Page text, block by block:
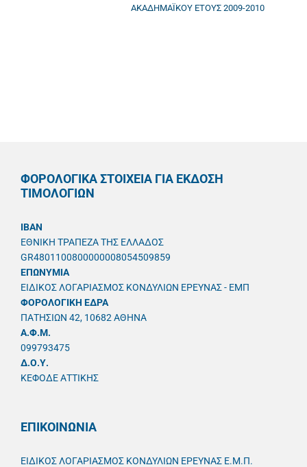
ΑΚΑΔΗΜΑΪΚΟΥ ΕΤΟΥΣ 2009-2010
ΦΟΡΟΛΟΓΙΚΑ ΣΤΟΙΧΕΙΑ ΓΙΑ ΕΚΔΟΣΗ
ΤΙΜΟΛΟΓΙΩΝ
IBAN
ΕΘΝΙΚΗ ΤΡΑΠΕΖΑ ΤΗΣ ΕΛΛΑΔΟΣ
GR4801100800000008054509859
ΕΠΩΝΥΜΙΑ
ΕΙΔΙΚΟΣ ΛΟΓΑΡΙΑΣΜΟΣ ΚΟΝΔΥΛΙΩΝ ΕΡΕΥΝΑΣ - ΕΜΠ
ΦΟΡΟΛΟΓΙΚΗ ΕΔΡΑ
ΠΑΤΗΣΙΩΝ 42, 10682 ΑΘΗΝΑ
A.Φ.Μ.
099793475
Δ.Ο.Υ.
ΚΕΦΟΔΕ ΑΤΤΙΚΗΣ
ΕΠΙΚΟΙΝΩΝΙΑ
ΕΙΔΙΚΟΣ ΛΟΓΑΡΙΑΣΜΟΣ ΚΟΝΔΥΛΙΩΝ ΕΡΕΥΝΑΣ Ε.Μ.Π.